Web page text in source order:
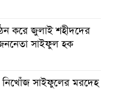
করে জুলাই শহীদদের
জননেতা সাইফুল হক
নিখোঁজ সাইফুলের মরদেহ